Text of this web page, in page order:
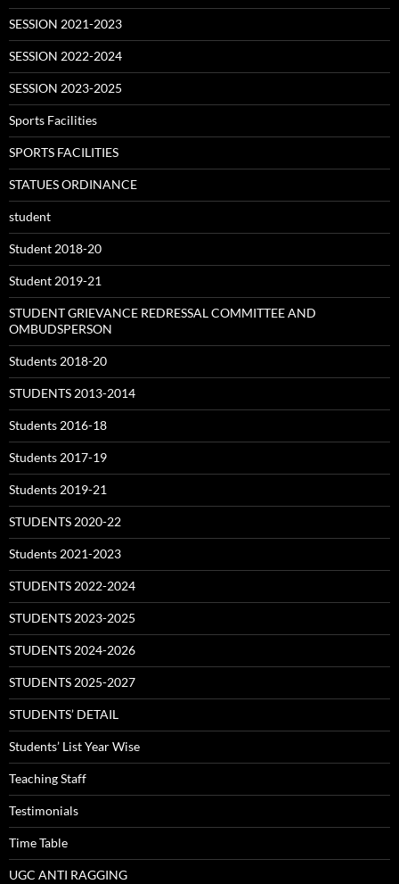
SESSION 2021-2023
SESSION 2022-2024
SESSION 2023-2025
Sports Facilities
SPORTS FACILITIES
STATUES ORDINANCE
student
Student 2018-20
Student 2019-21
STUDENT GRIEVANCE REDRESSAL COMMITTEE AND
OMBUDSPERSON
Students 2018-20
STUDENTS 2013-2014
Students 2016-18
Students 2017-19
Students 2019-21
STUDENTS 2020-22
Students 2021-2023
STUDENTS 2022-2024
STUDENTS 2023-2025
STUDENTS 2024-2026
STUDENTS 2025-2027
STUDENTS’ DETAIL
Students’ List Year Wise
Teaching Staff
Testimonials
Time Table
UGC ANTI RAGGING